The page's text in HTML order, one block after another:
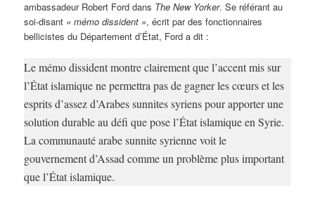
ambassadeur Robert Ford dans The New Yorker. Se référant au
soi-disant « mémo dissident », écrit par des fonctionnaires
bellicistes du Département d’État, Ford a dit :
Le mémo dissident montre clairement que l’accent mis sur
l’État islamique ne permettra pas de gagner les cœurs et les
esprits d’assez d’Arabes sunnites syriens pour apporter une
solution durable au défi que pose l’État islamique en Syrie.
La communauté arabe sunnite syrienne voit le
gouvernement d’Assad comme un problème plus important
que l’État islamique.